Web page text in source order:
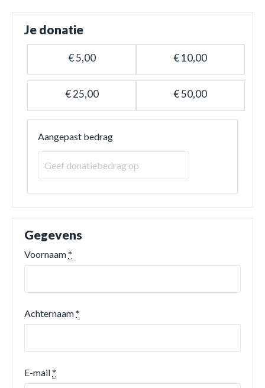
Je donatie
€ 5,00 € 10,00
€ 25,00 € 50,00
Aangepast bedrag
Gegevens
Voornaam*
Achternaam*
E-mail*